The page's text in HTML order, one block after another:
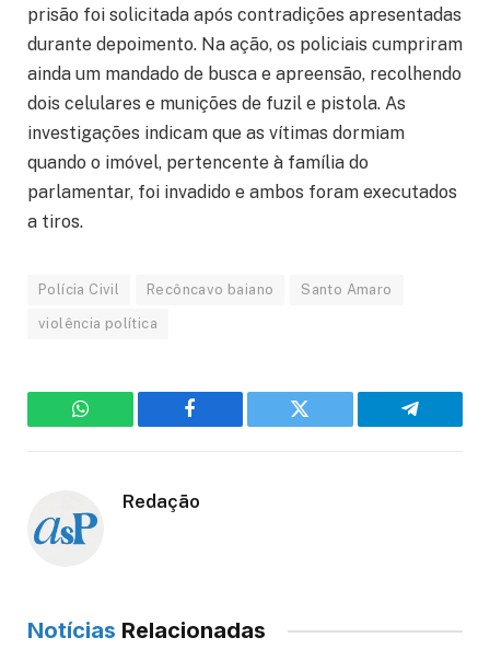
prisão foi solicitada após contradições apresentadas
durante depoimento. Na ação, os policiais cumpriram
ainda um mandado de busca e apreensão, recolhendo
dois celulares e munições de fuzil e pistola. As
investigações indicam que as vítimas dormiam
quando o imóvel, pertencente à família do
parlamentar, foi invadido e ambos foram executados
a tiros.
Polícia Civil Recôncavo baiano Santo Amaro
violência política
WhatsApp Facebook Twitter Telegram
Redação
Notícias Relacionadas